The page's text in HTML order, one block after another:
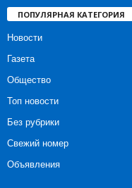
ПОПУЛЯРНАЯ КАТЕГОРИЯ
Новости
Газета
Общество
Топ новости
Без рубрики
Свежий номер
Объявления